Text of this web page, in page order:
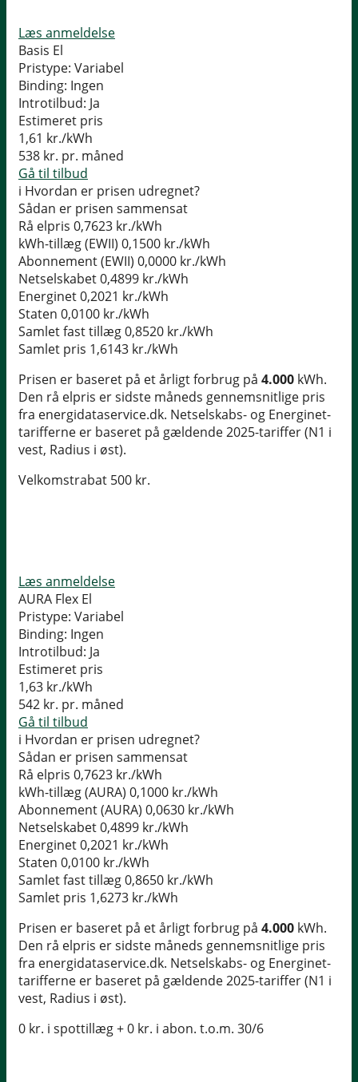
Læs anmeldelse
Basis El
Pristype: Variabel
Binding: Ingen
Introtilbud: Ja
Estimeret pris
1,61 kr./kWh
538 kr. pr. måned
Gå til tilbud
i Hvordan er prisen udregnet?
Sådan er prisen sammensat
Rå elpris 0,7623 kr./kWh
kWh-tillæg (EWII) 0,1500 kr./kWh
Abonnement (EWII) 0,0000 kr./kWh
Netselskabet0,4899 kr./kWh
Energinet0,2021 kr./kWh
Staten 0,0100 kr./kWh
Samlet fast tillæg0,8520 kr./kWh
Samlet pris 1,6143 kr./kWh
Prisen er baseret på et årligt forbrug på 4.000 kWh.
Den rå elpris er sidste måneds gennemsnitlige pris
fra energidataservice.dk. Netselskabs- og Energinet-
tarifferne er baseret på gældende 2025-tariffer (N1 i
vest, Radius i øst).
Velkomstrabat 500 kr.
Læs anmeldelse
AURA Flex El
Pristype: Variabel
Binding: Ingen
Introtilbud: Ja
Estimeret pris
1,63 kr./kWh
542 kr. pr. måned
Gå til tilbud
i Hvordan er prisen udregnet?
Sådan er prisen sammensat
Rå elpris 0,7623 kr./kWh
kWh-tillæg (AURA) 0,1000 kr./kWh
Abonnement (AURA) 0,0630 kr./kWh
Netselskabet0,4899 kr./kWh
Energinet0,2021 kr./kWh
Staten 0,0100 kr./kWh
Samlet fast tillæg0,8650 kr./kWh
Samlet pris 1,6273 kr./kWh
Prisen er baseret på et årligt forbrug på 4.000 kWh.
Den rå elpris er sidste måneds gennemsnitlige pris
fra energidataservice.dk. Netselskabs- og Energinet-
tarifferne er baseret på gældende 2025-tariffer (N1 i
vest, Radius i øst).
0 kr. i spottillæg + 0 kr. i abon. t.o.m. 30/6